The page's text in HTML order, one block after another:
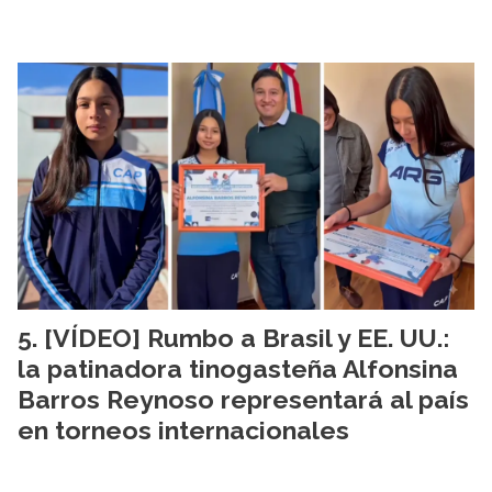
[VÍDEO] Rumbo a Brasil y EE. UU.:
la patinadora tinogasteña Alfonsina
Barros Reynoso representará al país
en torneos internacionales